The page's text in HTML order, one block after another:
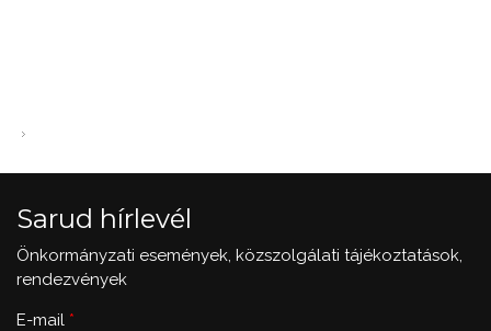
Sarud hírlevél
Önkormányzati események, közszolgálati tájékoztatások,
rendezvények
E-mail *